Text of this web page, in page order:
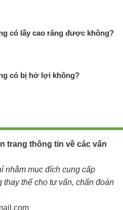
có lấy cao răng được không​?
có bị hở lợi không?
trang thông tin về các vấn
nhằm mục đích cung cấp
thay thế cho tư vấn, chẩn đoán